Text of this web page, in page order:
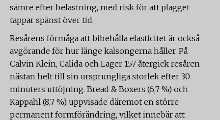
sämre efter belastning, med risk för att plagget
tappar spänst över tid.
Resårens förmåga att bibehålla elasticitet är också
avgörande för hur länge kalsongerna håller. På
Calvin Klein, Calida och Lager 157 återgick resåren
nästan helt till sin ursprungliga storlek efter 30
minuters uttöjning. Bread & Boxers (6,7 %) och
Kappahl (8,7 %) uppvisade däremot en större
permanent formförändring, vilket innebär att